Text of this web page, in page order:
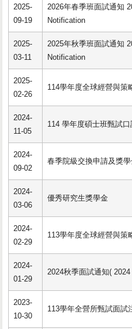
2025-
09-19
2026年春季班面試通知
Notification
2025-
03-11
2025年秋季班面試通知
Notification
2025-
02-26
114學年度全球經營與策
2024-
11-05
114 學年度碩士班甄試
2024-
09-02
春季院級交換申請及獎
2024-
03-06
優秀研究生獎學金
2024-
02-29
113學年度全球經營與策
2024-
01-29
2024秋季面試通知(
2023-
10-30
113學年全營所甄試面試